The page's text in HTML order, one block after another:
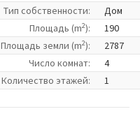
Tип собственности:
Дом
Площадь (m2):
190
Площадь земли (m2):
2787
Число комнат:
4
Количество этажей:
1